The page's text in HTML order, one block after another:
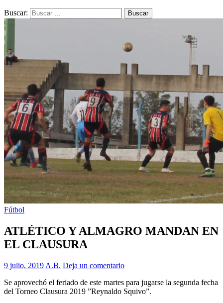
Buscar:
Fútbol
ATLÉTICO Y ALMAGRO MANDAN EN
EL CLAUSURA
9 julio, 2019 A.B. Deja un comentario
Se aprovechó el feriado de este martes para jugarse la segunda fecha
del Torneo Clausura 2019 ”Reynaldo Squivo”.